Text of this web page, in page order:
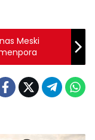
Meski